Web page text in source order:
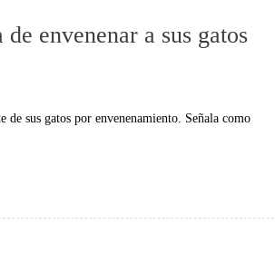
envenenar a sus gatos
sus gatos por envenenamiento. Señala como